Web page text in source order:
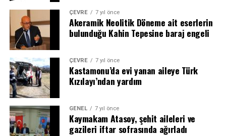
ÇEVRE 7 yıl önce
Akeramik Neolitik Döneme ait eserlerin
bulunduğu Kahin Tepesine baraj engeli
ÇEVRE 7 yıl önce
Kastamonu’da evi yanan aileye Türk
Kızılayı’ndan yardım
GENEL 7 yıl önce
Kaymakam Atasoy, şehit aileleri ve
gazileri iftar sofrasında ağırladı